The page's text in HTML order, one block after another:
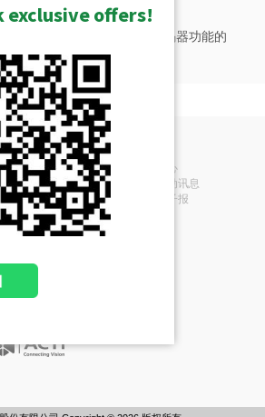
晰度摄像机（ST2-2）
、多镜头、全景和编码器/解码器功能的
。
视频编码器
1
H.264 (Baseline/ Main/ High profile),
Encoder Firmware H1.07.10
Notes (349KB)
Encoder Firmware H1.06.06
Notes (276KB)
Specifications (50KB)
Download
Videos
編碼器為您做到，大幅省錢！
NVR Solution (SF11)
Based NVR Solution
联络我们
联络我们
经销商
意见反馈
新闻中心
展览活动讯息
订阅电子报
条款
exclusive offers!